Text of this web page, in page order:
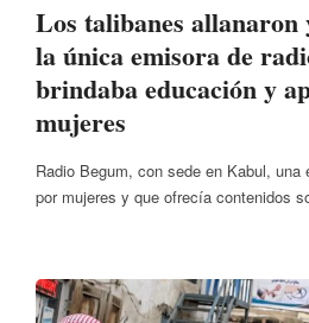
Los talibanes allanaron
la única emisora de
brindaba educación y
mujeres
Radio Begum, con sede en Kabul, una
por mujeres y que ofrecía contenidos